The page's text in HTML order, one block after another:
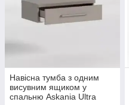
Навісна тумба з одним
висувним ящиком у
спальню Askania Ultra